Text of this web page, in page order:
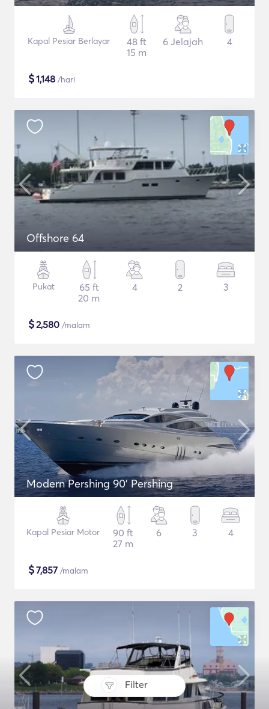
Filter
Kapal Pesiar Berlayar
48 ft
15 m
6 Jelajah 4
$1,148 /hari
Offshore 64
Pukat
65 ft
20 m
4 2 3
$2,580 /malam
Modern Pershing 90' Pershing
Kapal Pesiar Motor
90 ft
27 m
6 3 4
$7,857 /malam